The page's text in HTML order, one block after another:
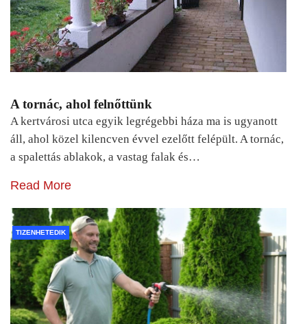
A tornác, ahol felnőttünk
A kertvárosi utca egyik legrégebbi háza ma is ugyanott
áll, ahol közel kilencven évvel ezelőtt felépült. A tornác,
a spalettás ablakok, a vastag falak és…
Read More
TIZENHETEDIK